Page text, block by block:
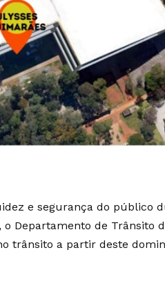
e segurança do público
Departamento de Trânsito
trânsito a partir deste